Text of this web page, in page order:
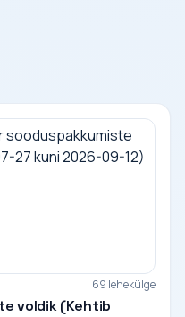
69 lehekülge
voldik (Kehtib